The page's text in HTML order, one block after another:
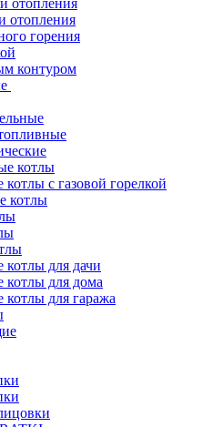
отопления
отопления
горения
контуром
котлы
с газовой горелкой
котлы
для дачи
котлы для дома
для гаража